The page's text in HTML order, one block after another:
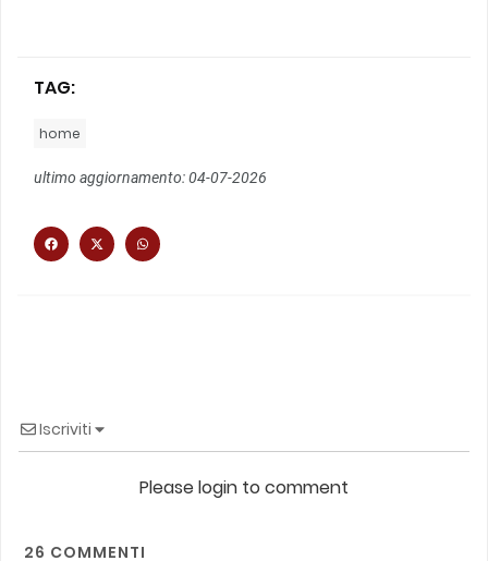
TAG:
home
ultimo aggiornamento: 04-07-2026
Iscriviti
Please login to comment
26 COMMENTI